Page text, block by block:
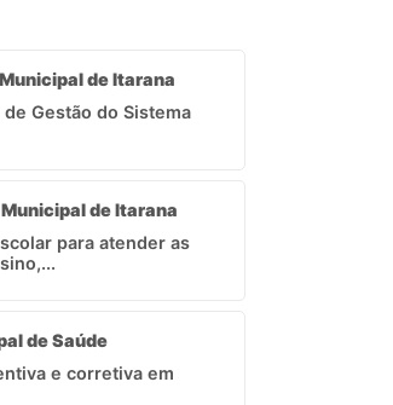
de Itarana
Gestão do Sistema
de Itarana
para atender as
de Saúde
e corretiva em